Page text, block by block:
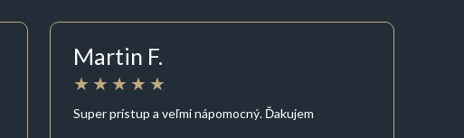
Martin F.
Super prístup a veľmi nápomocný. Ďakujem